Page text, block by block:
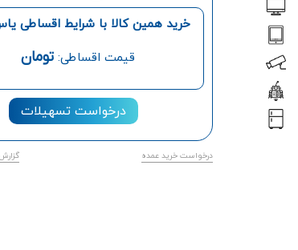
خرید همین کالا با شرایط اقساطی
قیمت اقساطی:تومان
درخواست تسهیلات
درخواست خرید عمده